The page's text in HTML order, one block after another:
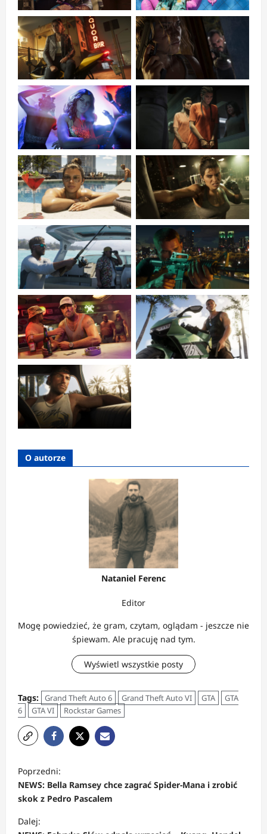
O autorze
Nataniel Ferenc
Editor
Mogę powiedzieć, że gram, czytam, oglądam - jeszcze nie
śpiewam. Ale pracuję nad tym.
Wyświetl wszystkie posty
Tags: Grand Theft Auto 6 Grand Theft Auto VI GTA
GTA
6
GTA VI Rockstar Games
o
b
a
Poprzedni:
NEWS: Bella Ramsey chce zagrać Spider-Mana i zrobić
skok z Pedro Pascalem
Dalej: